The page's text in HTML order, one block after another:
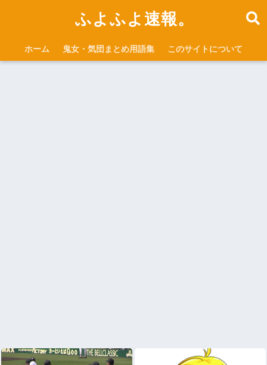
ふよふよ速報。
ホーム 鬼女・気団まとめ用語集 このサイトについて